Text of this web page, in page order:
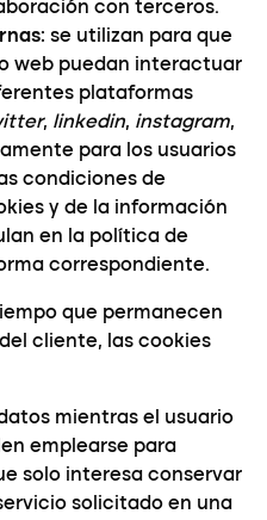
con terceros.
: se utilizan para que
web puedan interactuar
plataformas
, linkedin, instagram,
para los usuarios
condiciones de
y de la información
en la política de
correspondiente.
que permanecen
cliente, las cookies
mientras el usuario
emplearse para
solo interesa conservar
solicitado en una